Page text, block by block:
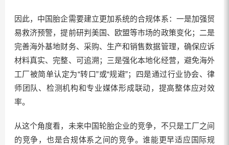
因此，中国胎企需要建立更加系统的合规体系：一是加强贸
易救济预警，提前研判美国、欧盟等市场的政策变化；二是
完善海外基地财务、采购、生产和销售数据管理，确保应诉
材料真实、完整、可追溯；三是强化本地化经营，避免海外
工厂被简单认定为“转口”或“规避”；四是通过行业协会、律
师团队、检测机构和专业媒体形成联动，提高整体应对效
率。
从这个角度看，未来中国轮胎企业的竞争，不只是工厂之间
的竞争，也是合规体系之间的竞争。谁能更早适应国际规